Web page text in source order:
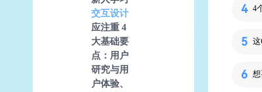
交互设计
应注重 4
大基础要
点：用户
研究与用
户体验、
4